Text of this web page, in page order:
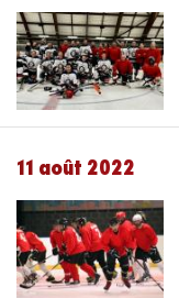
11 août 2022